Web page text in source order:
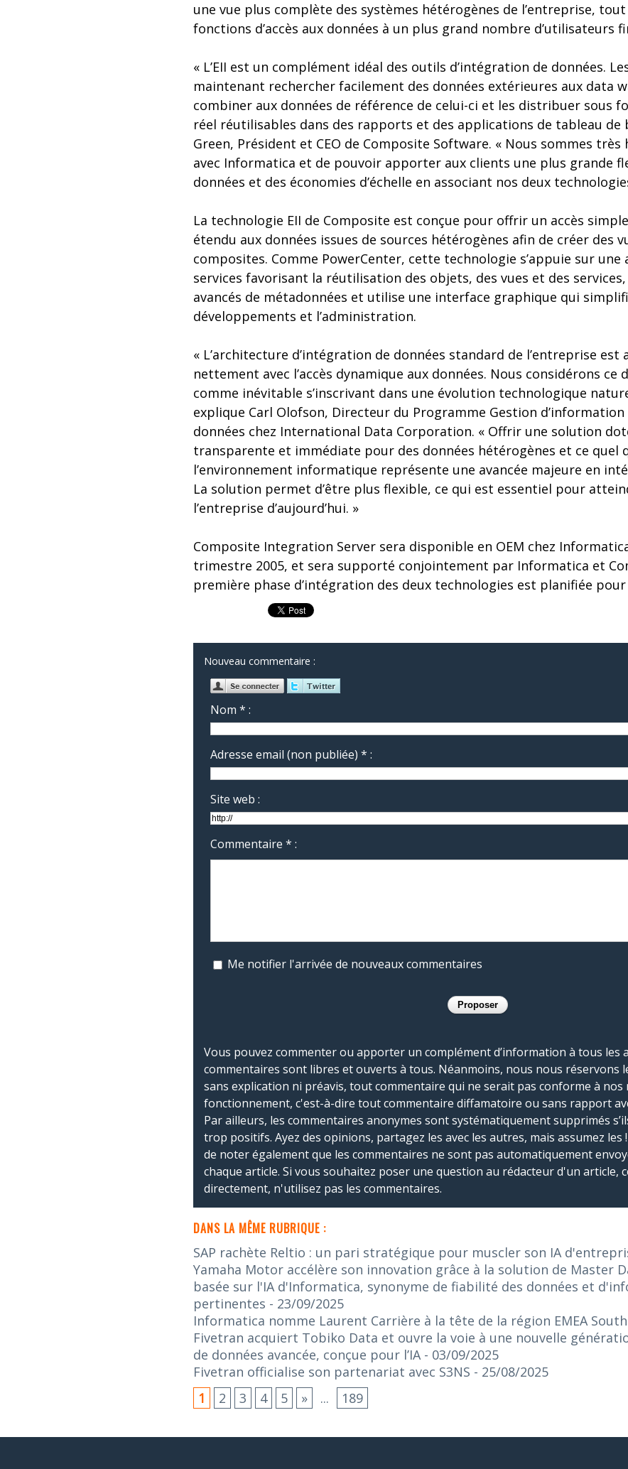
une vue plus complète des systèmes hétérogènes de l’entreprise,
fonctions d’accès aux données à un plus grand nombre d’utilisateurs
« L’EII est un complément idéal des outils d’intégration de données.
maintenant rechercher facilement des données extérieures aux data
combiner aux données de référence de celui-ci et les distribuer sous
réel réutilisables dans des rapports et des applications de tableau de
Green, Président et CEO de Composite Software. « Nous sommes
avec Informatica et de pouvoir apporter aux clients une plus grande
données et des économies d’échelle en associant nos deux
La technologie EII de Composite est conçue pour offrir un accès
étendu aux données issues de sources hétérogènes afin de créer des
composites. Comme PowerCenter, cette technologie s’appuie sur
services favorisant la réutilisation des objets, des vues et des
avancés de métadonnées et utilise une interface graphique qui
développements et l’administration.
« L’architecture d’intégration de données standard de l’entreprise est
nettement avec l’accès dynamique aux données. Nous considérons ce
comme inévitable s’inscrivant dans une évolution technologique
explique Carl Olofson, Directeur du Programme Gestion
données chez International Data Corporation. « Offrir une solution
transparente et immédiate pour des données hétérogènes et ce quel
l’environnement informatique représente une avancée majeure en
La solution permet d’être plus flexible, ce qui est essentiel pour
l’entreprise d’aujourd’hui. »
Composite Integration Server sera disponible en OEM chez
trimestre 2005, et sera supporté conjointement par Informatica et
première phase d’intégration des deux technologies est planifiée pour
Nouveau commentaire :
Nom * :
Adresse email (non publiée) * :
Site web :
Commentaire * :
Me notifier l'arrivée de nouveaux commentaires
Vous pouvez commenter ou apporter un complément d’information à tous les
commentaires sont libres et ouverts à tous. Néanmoins, nous nous réservons
sans explication ni préavis, tout commentaire qui ne serait pas conforme à nos
fonctionnement, c'est-à-dire tout commentaire diffamatoire ou sans rapport
Par ailleurs, les commentaires anonymes sont systématiquement supprimés
trop positifs. Ayez des opinions, partagez les avec les autres, mais assumez les !
de noter également que les commentaires ne sont pas automatiquement
chaque article. Si vous souhaitez poser une question au rédacteur d'un article,
directement, n'utilisez pas les commentaires.
DANS LA MÊME RUBRIQUE :
SAP rachète Reltio : un pari stratégique pour muscler son IA
Yamaha Motor accélère son innovation grâce à la solution de Master
basée sur l'IA d'Informatica, synonyme de fiabilité des données et
pertinentes - 23/09/2025
Informatica nomme Laurent Carrière à la tête de la région EMEA South
Fivetran acquiert Tobiko Data et ouvre la voie à une nouvelle
de données avancée, conçue pour l’IA - 03/09/2025
Fivetran officialise son partenariat avec S3NS - 25/08/2025
1
2 3 4 5 » ... 189